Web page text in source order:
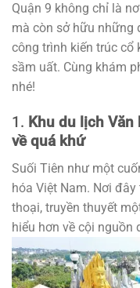
Quận 9 không chỉ là
mà còn sở hữu những
công trình kiến trúc cổ
sầm uất. Cùng khám
nhé!
1. Khu du lịch
về quá khứ
Suối Tiên như một
hóa Việt Nam. Nơi
thoại, truyền thuyết
hiểu hơn về cội nguồn